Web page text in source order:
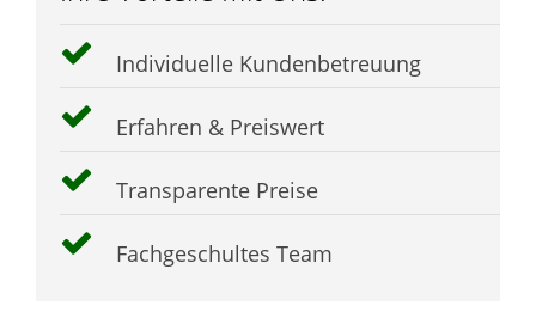
Individuelle Kundenbetreuung
Erfahren & Preiswert
Transparente Preise
Fachgeschultes Team